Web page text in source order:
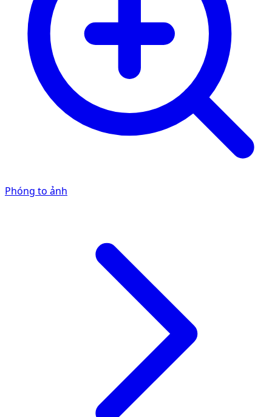
Phóng to ảnh